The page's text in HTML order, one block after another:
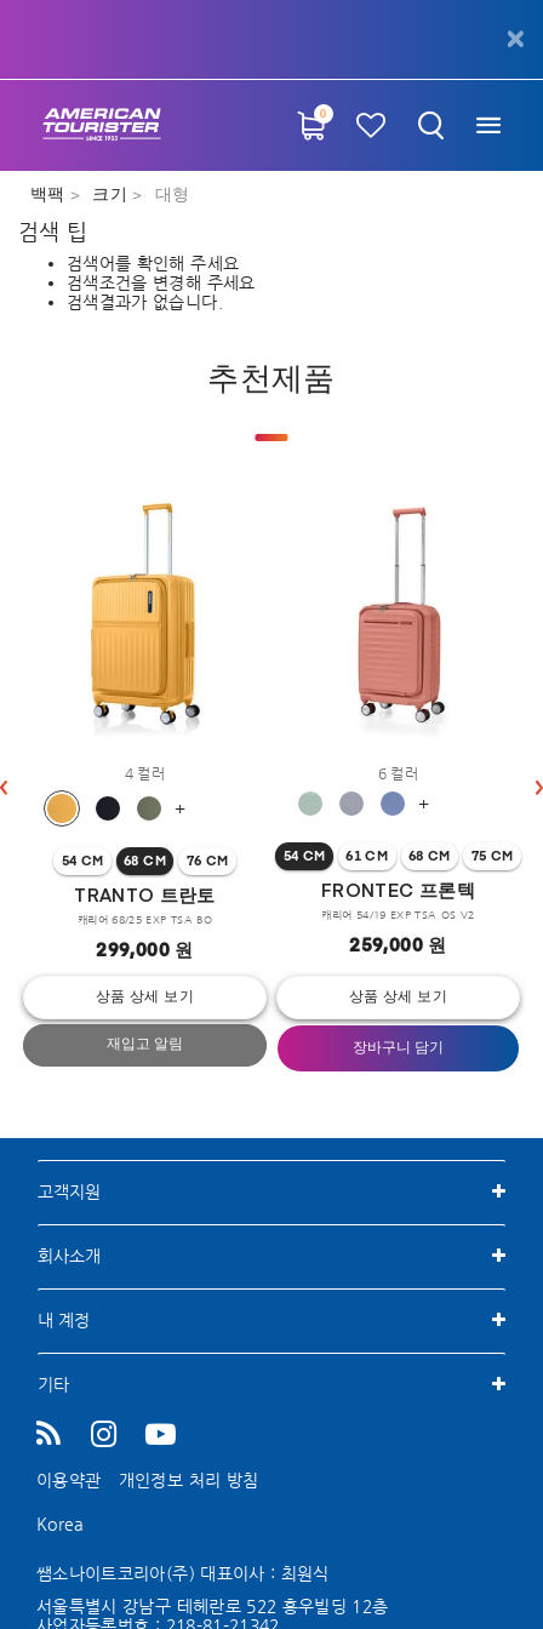
0
백팩 크기 대형
검색 팁
검색어를 확인해 주세요
검색조건을 변경해 주세요
검색결과가 없습니다.
추천제품
4 컬러
+
54 CM 68 CM 76 CM
TRANTO 트란토
캐리어 68/25 EXP TSA BO
299,000 원
상품 상세 보기
재입고 알림
6 컬러
+
54 CM 61 CM 68 CM 75 CM
FRONTEC 프론텍
캐리어 54/19 EXP TSA OS V2
259,000 원
상품 상세 보기
장바구니 담기
고객지원
회사소개
내 계정
기타
이용약관 개인정보 처리 방침
Korea
쌤소나이트코리아(주) 대표이사 : 최원식
서울특별시 강남구 테헤란로 522 홍우빌딩 12층